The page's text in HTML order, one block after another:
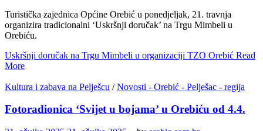
Turistička zajednica Općine Orebić u ponedjeljak, 21. travnja
organizira tradicionalni ‘Uskršnji doručak’ na Trgu Mimbeli u
Orebiću.
Uskršnji doručak na Trgu Mimbeli u organizaciji TZO Orebić Read
More
Kultura i zabava na Pelješcu /Novosti - Orebić - Pelješac - regija
Fotoradionica ‘Svijet u bojama’ u Orebiću od 4.4.